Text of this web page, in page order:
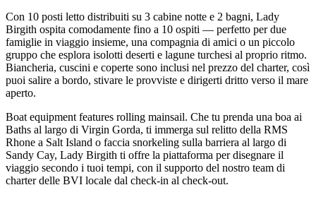
Con 10 posti letto distribuiti su 3 cabine notte e 2 bagni, Lady
Birgith ospita comodamente fino a 10 ospiti — perfetto per due
famiglie in viaggio insieme, una compagnia di amici o un piccolo
gruppo che esplora isolotti deserti e lagune turchesi al proprio ritmo.
Biancheria, cuscini e coperte sono inclusi nel prezzo del charter, così
puoi salire a bordo, stivare le provviste e dirigerti dritto verso il mare
aperto.
Boat equipment features rolling mainsail. Che tu prenda una boa ai
Baths al largo di Virgin Gorda, ti immerga sul relitto della RMS
Rhone a Salt Island o faccia snorkeling sulla barriera al largo di
Sandy Cay, Lady Birgith ti offre la piattaforma per disegnare il
viaggio secondo i tuoi tempi, con il supporto del nostro team di
charter delle BVI locale dal check-in al check-out.